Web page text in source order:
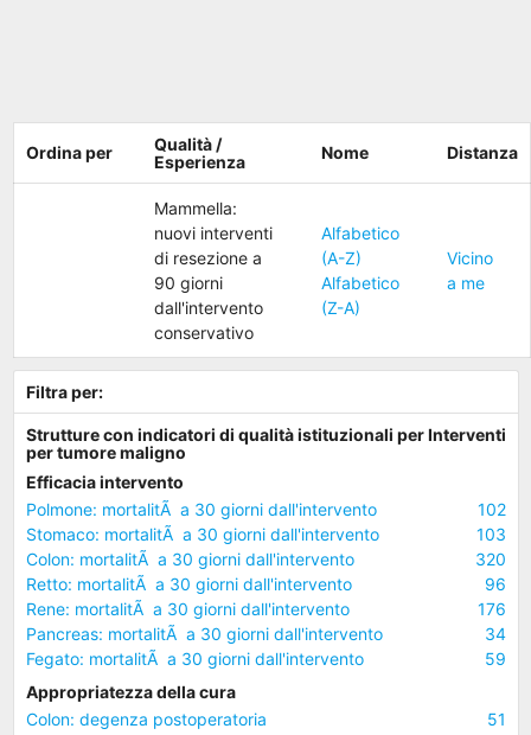
Ordina per
Qualità /
Esperienza
Nome Distanza
Mammella:
nuovi interventi
di resezione a
90 giorni
dall'intervento
conservativo
Alfabetico
(A-Z)
Alfabetico
(Z-A)
Vicino
a me
Filtra per:
Strutture con indicatori di qualità istituzionali per Interventi
per tumore maligno
Efficacia intervento
102
Polmone: mortalitÃ a 30 giorni dall'intervento
103
Stomaco: mortalitÃ a 30 giorni dall'intervento
320
Colon: mortalitÃ a 30 giorni dall'intervento
96
Retto: mortalitÃ a 30 giorni dall'intervento
176
Rene: mortalitÃ a 30 giorni dall'intervento
34
Pancreas: mortalitÃ a 30 giorni dall'intervento
59
Fegato: mortalitÃ a 30 giorni dall'intervento
Appropriatezza della cura
51
Colon: degenza postoperatoria